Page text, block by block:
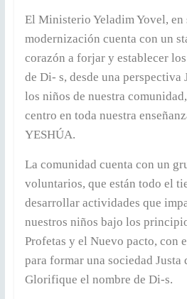
El Ministerio Yeladim Yovel, en
modernización cuenta con un
corazón a forjar y establecer
de Di- s, desde una
los niños de nuestra
centro en toda nuestra
YESHÚA.
La comunidad cuenta con un
voluntarios, que están todo el
desarrollar actividades que
nuestros niños bajo los
Profetas y el Nuevo pacto, con
para formar una sociedad Justa
Glorifique el nombre de Di-s.